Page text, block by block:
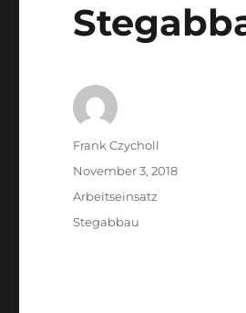
Autor
Frank Czycholl
Veröffentlicht
am
November 3, 2018
Kategorien
Arbeitseinsatz
Schlagwörter
Stegabbau